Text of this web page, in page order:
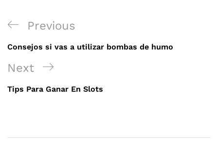
Previous
Consejos si vas a utilizar bombas de humo
Next
Tips Para Ganar En Slots